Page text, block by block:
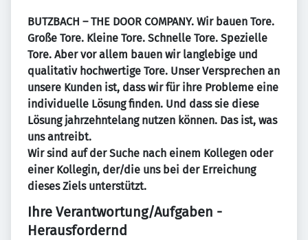
BUTZBACH – THE DOOR COMPANY. Wir bauen Tore.
Große Tore. Kleine Tore. Schnelle Tore. Spezielle
Tore. Aber vor allem bauen wir langlebige und
qualitativ hochwertige Tore. Unser Versprechen an
unsere Kunden ist, dass wir für ihre Probleme eine
individuelle Lösung finden. Und dass sie diese
Lösung jahrzehntelang nutzen können. Das ist, was
uns antreibt.
Wir sind auf der Suche nach einem Kollegen oder
einer Kollegin, der/die uns bei der Erreichung
dieses Ziels unterstützt.
Ihre Verantwortung/Aufgaben -
Herausfordernd